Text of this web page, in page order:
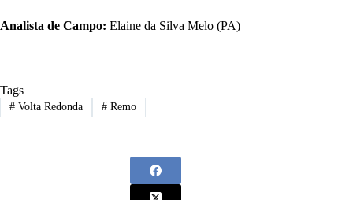
Analista de Campo: Elaine da Silva Melo (PA)
Tags
#Volta Redonda #Remo